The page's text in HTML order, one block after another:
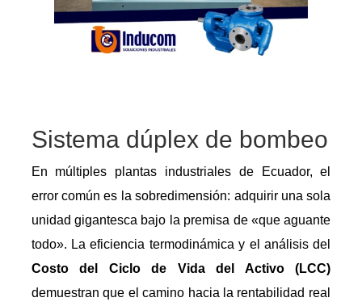
Sistema dúplex de bombeo
En múltiples plantas industriales de Ecuador, el
error común es la sobredimensión: adquirir una sola
unidad gigantesca bajo la premisa de «que aguante
todo». La eficiencia termodinámica y el análisis del
Costo del Ciclo de Vida del Activo (LCC)
demuestran que el camino hacia la rentabilidad real